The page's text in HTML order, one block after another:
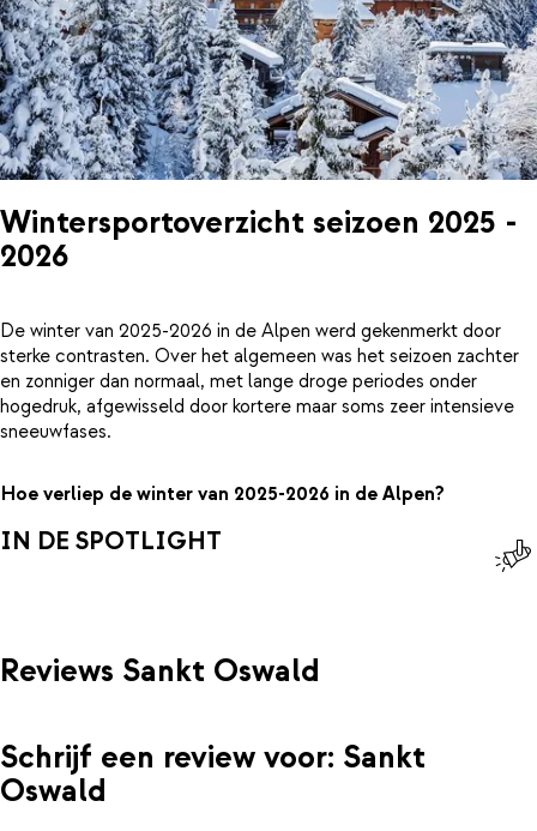
Wintersportoverzicht seizoen 2025 -
2026
De winter van 2025-2026 in de Alpen werd gekenmerkt door
sterke contrasten. Over het algemeen was het seizoen zachter
en zonniger dan normaal, met lange droge periodes onder
hogedruk, afgewisseld door kortere maar soms zeer intensieve
sneeuwfases.
Hoe verliep de winter van 2025-2026 in de Alpen?
IN DE SPOTLIGHT
Reviews Sankt Oswald
Schrijf een review voor: Sankt
Oswald